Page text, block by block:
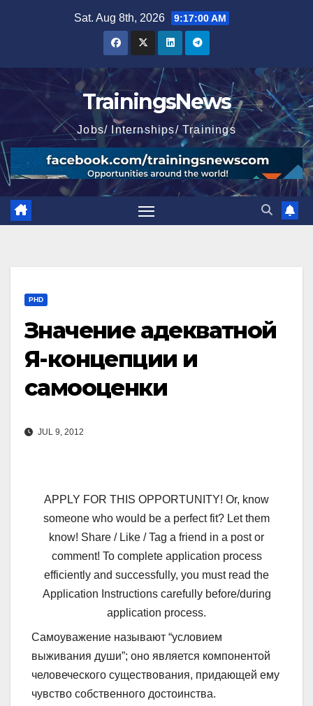
Sat. Aug 8th, 2026 9:17:01 AM
TrainingsNews
Jobs/ Internships/ Trainings
PHD
Значение адекватной
Я-концепции и
самооценки
JUL 9, 2012
APPLY FOR THIS OPPORTUNITY! Or, know
someone who would be a perfect fit? Let them
know! Share / Like / Tag a friend in a post or
comment! To complete application process
efficiently and successfully, you must read the
Application Instructions carefully before/during
application process.
Самоуважение называют “условием
выживания души”; оно является компонентой
человеческого существования, придающей ему
чувство собственного достоинства.